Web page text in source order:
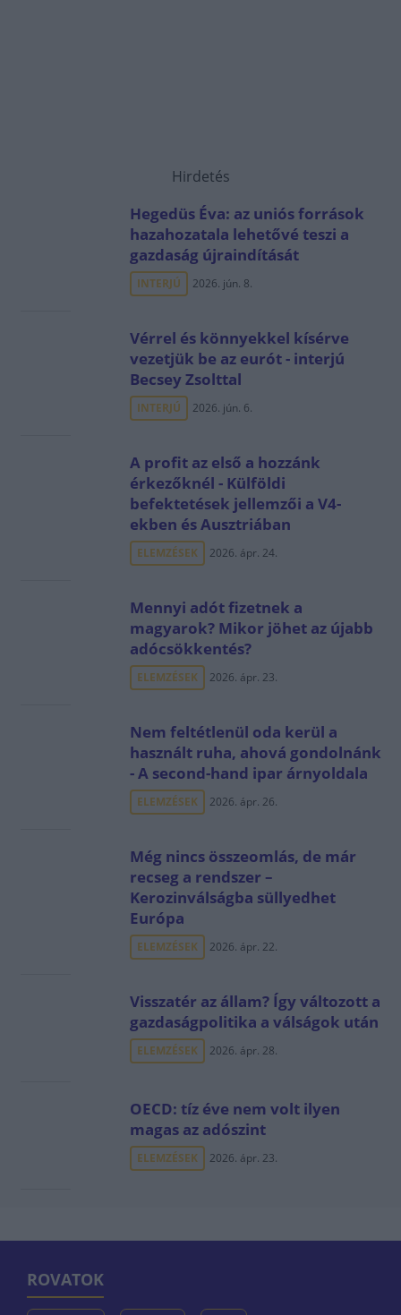
Hirdetés
Hegedüs Éva: az uniós források
hazahozatala lehetővé teszi a
gazdaság újraindítását
INTERJÚ 2026. jún. 8.
Vérrel és könnyekkel kísérve
vezetjük be az eurót - interjú
Becsey Zsolttal
INTERJÚ 2026. jún. 6.
A profit az első a hozzánk
érkezőknél - Külföldi
befektetések jellemzői a V4-
ekben és Ausztriában
ELEMZÉSEK 2026. ápr. 24.
Mennyi adót fizetnek a
magyarok? Mikor jöhet az újabb
adócsökkentés?
ELEMZÉSEK 2026. ápr. 23.
Nem feltétlenül oda kerül a
használt ruha, ahová gondolnánk
- A second-hand ipar árnyoldala
ELEMZÉSEK 2026. ápr. 26.
Még nincs összeomlás, de már
recseg a rendszer –
Kerozinválságba süllyedhet
Európa
ELEMZÉSEK 2026. ápr. 22.
Visszatér az állam? Így változott a
gazdaságpolitika a válságok után
ELEMZÉSEK 2026. ápr. 28.
OECD: tíz éve nem volt ilyen
magas az adószint
ELEMZÉSEK 2026. ápr. 23.
ROVATOK